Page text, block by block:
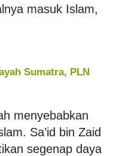
masuk Islam,
Sumatra, PLN
menyebabkan
Sa’id bin Zaid
segenap daya